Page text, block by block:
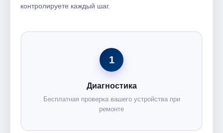
контролируете каждый шаг.
1
Диагностика
Бесплатная проверка вашего устройства при
ремонте